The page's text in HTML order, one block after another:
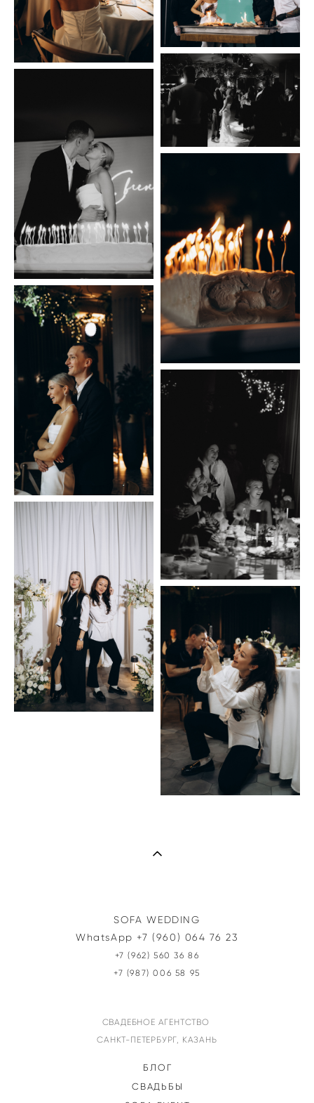
SOFA WEDDING
WhatsApp +7 (960) 064 76 23
+7 (962) 560 36 86‬
+7 (987) 006 58 95
СВАДЕБНОЕ АГЕНТСТВО
САНКТ-ПЕТЕРБУРГ, КАЗАНЬ
БЛОГ
СВАДЬБЫ